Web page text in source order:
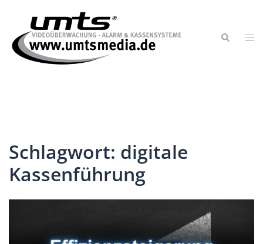
Schlagwort: digitale
Kassenführung